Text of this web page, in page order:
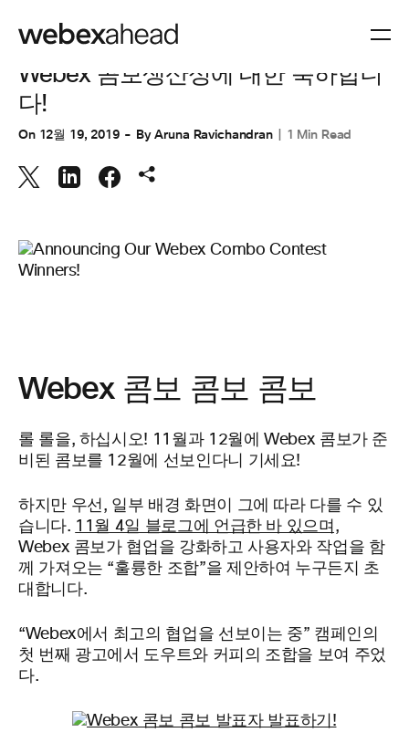
협업
Webex 콤보생산성에 대한 축하합니
다!
On 12월 19, 2019 ByAruna Ravichandran 1 Min Read
Webex 콤보 콤보 콤보
롤 롤을, 하십시오! 11월과 12월에 Webex 콤보가 준
비된 콤보를 12월에 선보인다니 기세요!
하지만 우선, 일부 배경 화면이 그에 따라 다를 수 있
습니다. 11월 4일 블로그에 언급한 바 있으며,
Webex 콤보가 협업을 강화하고 사용자와 작업을 함
께 가져오는 “훌륭한 조합”을 제안하여 누구든지 초
대합니다.
“Webex에서 최고의 협업을 선보이는 중” 캠페인의
첫 번째 광고에서 도우트와 커피의 조합을 보여 주었
다.